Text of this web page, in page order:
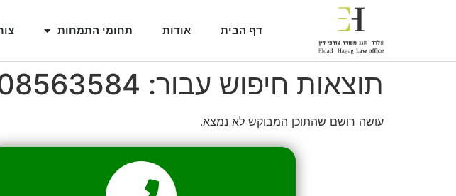
דף הבית אודות תחומי התמחות
תוצאות חיפוש עבור:
עושה רושם שהתוכן המבוקש לא נמצא.